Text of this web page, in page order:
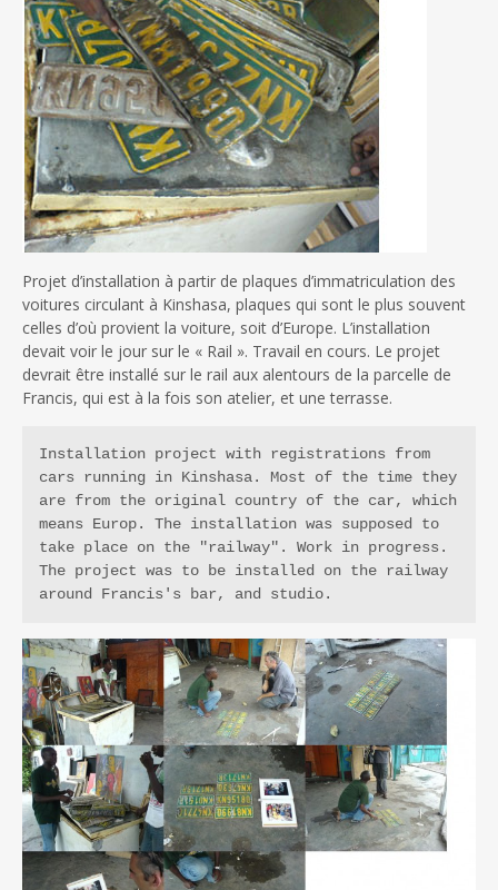
Projet d’installation à partir de plaques d’immatriculation des
voitures circulant à Kinshasa, plaques qui sont le plus souvent
celles d’où provient la voiture, soit d’Europe. L’installation
devait voir le jour sur le « Rail ». Travail en cours. Le projet
devrait être installé sur le rail aux alentours de la parcelle de
Francis, qui est à la fois son atelier, et une terrasse.
Installation project with registrations from
cars running in Kinshasa. Most of the time they
are from the original country of the car, which
means Europ. The installation was supposed to
take place on the "railway". Work in progress.
The project was to be installed on the railway
around Francis's bar, and studio.